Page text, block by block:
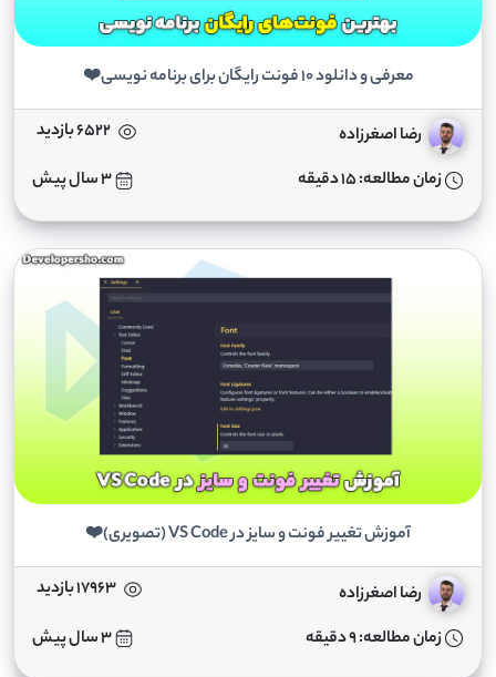
معرفی و دانلود 10 فونت رایگان برای برنامه نویسی❤️
رضا اصغرزاده
6522 بازدید
زمان مطالعه: 15 دقیقه
3 سال پیش
آموزش تغییر فونت و سایز در VS Code (تصویری)❤️
رضا اصغرزاده
17963 بازدید
زمان مطالعه: 9 دقیقه
3 سال پیش